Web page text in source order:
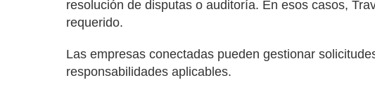
resolución de disputas o auditoría. En esos casos,
requerido.
Las empresas conectadas pueden gestionar
responsabilidades aplicables.